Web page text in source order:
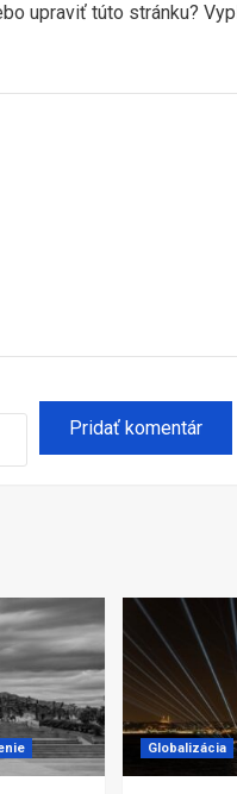
upraviť túto stránku?
Globalizácia